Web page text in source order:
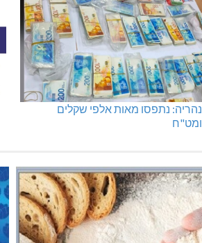
נהריה: נתפסו מאות אלפי שקלים
ומט"ח